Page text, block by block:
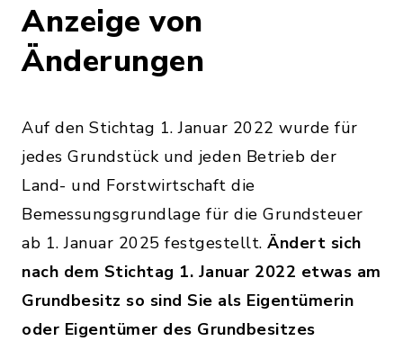
Anzeige von
Änderungen
Auf den Stichtag 1. Januar 2022 wurde für
jedes Grundstück und jeden Betrieb der
Land- und Forstwirtschaft die
Bemessungsgrundlage für die Grundsteuer
ab 1. Januar 2025 festgestellt. Ändert sich
nach dem Stichtag 1. Januar 2022 etwas am
Grundbesitz so sind Sie als Eigentümerin
oder Eigentümer des Grundbesitzes